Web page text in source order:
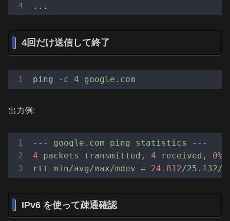
4回だけ送信して終了
ping -c 4 google.com
出力例:
--- google.com ping statistics
---
4
packets transmitted, 4 received, 0%
rtt
min/avg/max/mdev = 24.812/25.132/
IPv6 を使って疎通確認